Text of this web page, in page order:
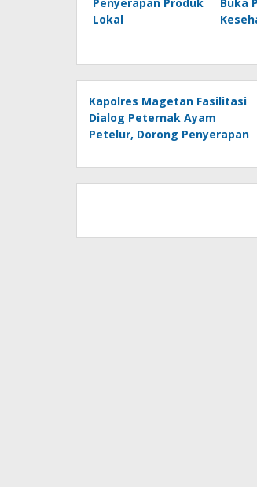
Lokal
Kapolres Magetan Fasilitasi
Dialog Peternak Ayam
Petelur, Dorong Penyerapan